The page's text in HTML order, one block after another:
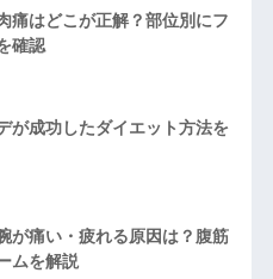
痛はどこが正解？部位別にフ
確認
が成功したダイエット方法を
が痛い・疲れる原因は？腹筋
ムを解説